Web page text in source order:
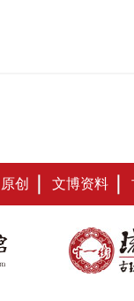
原创 文博资料